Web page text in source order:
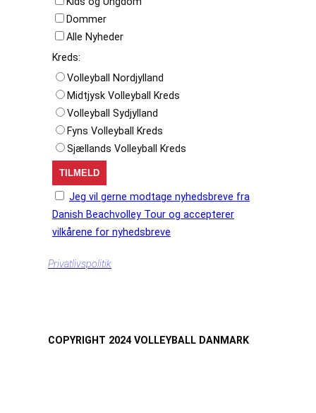
Dommer
Alle Nyheder
Kreds:
Volleyball Nordjylland
Midtjysk Volleyball Kreds
Volleyball Sydjylland
Fyns Volleyball Kreds
Sjællands Volleyball Kreds
Jeg vil gerne modtage nyhedsbreve fra
Danish Beachvolley Tour og accepterer
vilkårene for nyhedsbreve
Privatlivspolitik
COPYRIGHT 2024 VOLLEYBALL DANMARK